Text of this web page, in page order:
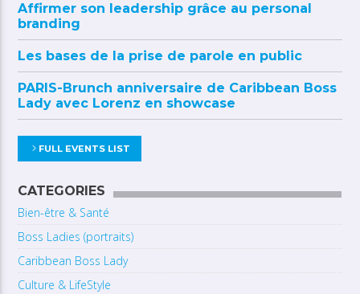
Affirmer son leadership grâce au personal
branding
Les bases de la prise de parole en public
PARIS-Brunch anniversaire de Caribbean Boss
Lady avec Lorenz en showcase
FULL EVENTS LIST
CATEGORIES
Bien-être & Santé
Boss Ladies (portraits)
Caribbean Boss Lady
Culture & LifeStyle